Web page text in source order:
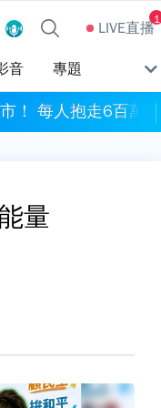
LIVE直播1
音 專題
！ 每人抱走6百萬元
量